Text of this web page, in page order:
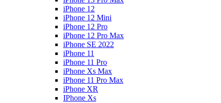
iPhone 12
iPhone 12 Mini
iPhone 12 Pro
iPhone 12 Pro Max
iPhone SE 2022
iPhone 11
iPhone 11 Pro
iPhone Xs Max
iPhone 11 Pro Max
iPhone XR
IPhone Xs